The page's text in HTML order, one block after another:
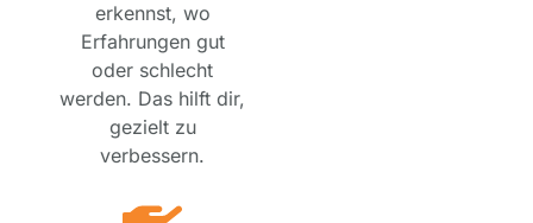
erkennst, wo
Erfahrungen gut
oder schlecht
werden. Das hilft dir,
gezielt zu
verbessern.